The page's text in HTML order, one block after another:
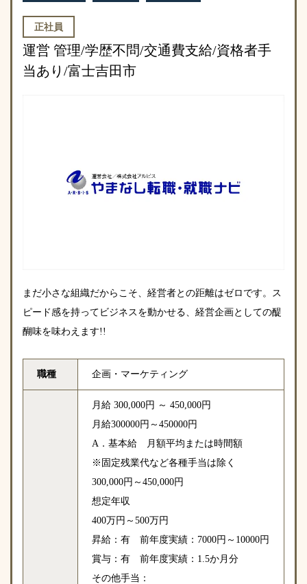
正社員
運営 管理/学歴不問/交通費支給/資格者手
当あり/富士吉田市
まだ小さな組織だからこそ、経営者との距離はゼロです。ス
ピード感を持ってビジネスを動かせる、経営企画としての醍
醐味を味わえます!!
職種 企画・マーケティング
月給 300,000円 ～ 450,000円
月給300000円～450000円
A．基本給 月額平均または時間額
※固定残業代など各種手当は除く
300,000円～450,000円
想定年収
400万円～500万円
昇給：有 前年度実績：7000円～10000円
賞与：有 前年度実績：1.5か月分
その他手当：